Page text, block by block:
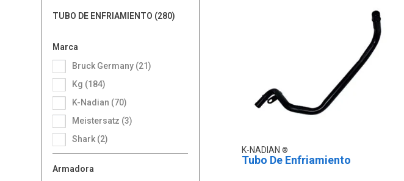
TUBO DE ENFRIAMIENTO (280)
Marca
Bruck Germany (21)
Kg (184)
K-Nadian (70)
Meistersatz (3)
Shark (2)
Armadora
K-NADIAN
Tubo De Enfriamiento